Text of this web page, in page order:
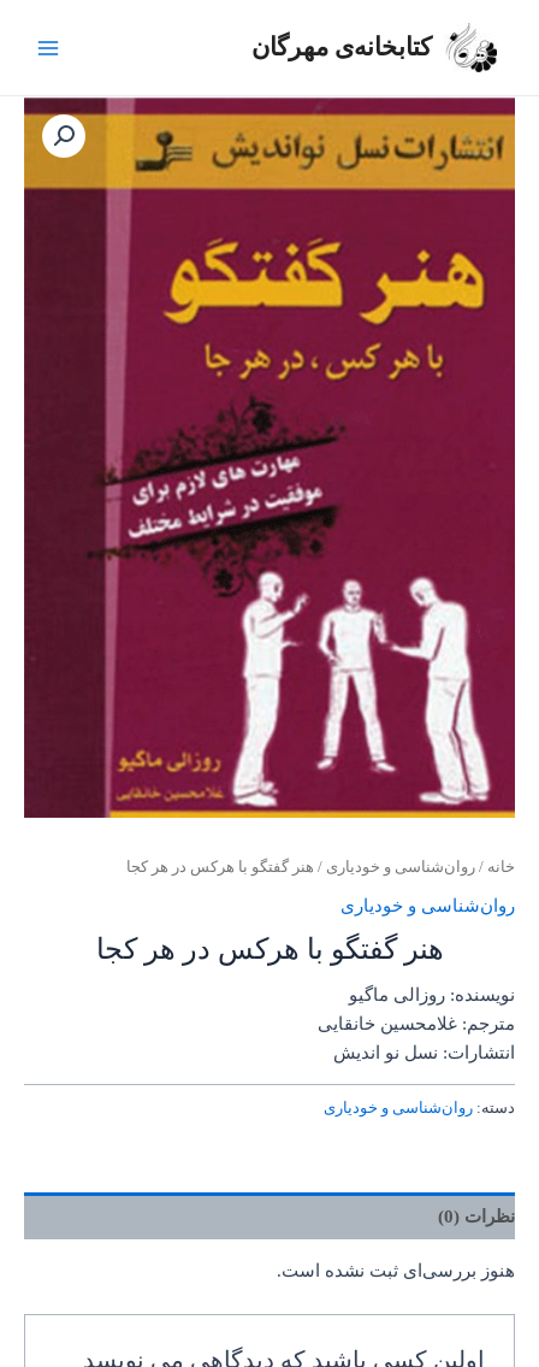
کتابخانه‌ی مهرگان
خانه / روان‌‌شناسی و خودیاری / هنر گفتگو با هرکس در هر کجا
روان‌‌شناسی و خودیاری
هنر گفتگو با هرکس در هر کجا
نویسنده: روزالی ماگیو
مترجم: غلامحسین خانقایی
انتشارات: نسل نو اندیش
دسته: روان‌‌شناسی و خودیاری
نظرات (0)
هنوز بررسی‌ای ثبت نشده است.
اولین کسی باشید که دیدگاهی می نویسد